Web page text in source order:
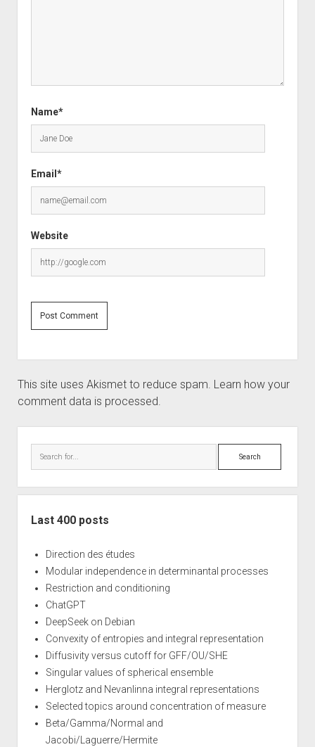
Name*
Email*
Website
This site uses Akismet to reduce spam. Learn how your
comment data is processed.
Search
Last 400 posts
Direction des études
Modular independence in determinantal processes
Restriction and conditioning
ChatGPT
DeepSeek on Debian
Convexity of entropies and integral representation
Diffusivity versus cutoff for GFF/OU/SHE
Singular values of spherical ensemble
Herglotz and Nevanlinna integral representations
Selected topics around concentration of measure
Beta/Gamma/Normal and
Jacobi/Laguerre/Hermite